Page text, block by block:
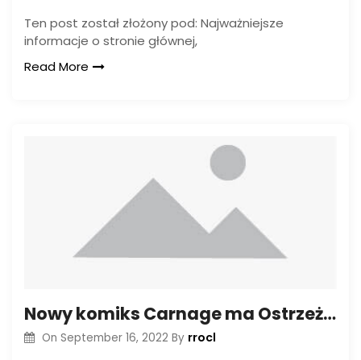
Ten post został złożony pod: Najważniejsze
informacje o stronie głównej,
Read More
Nowy komiks Carnage ma Ostrzeżenia o skręcie w Hold
On September 16, 2022 By rrocl